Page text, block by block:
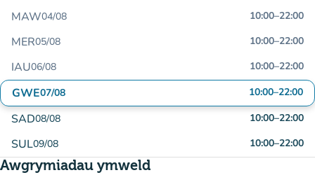
MAW04/08 10:00–22:00
MER05/08 10:00–22:00
IAU06/08 10:00–22:00
GWE07/08 10:00–22:00
SAD08/08 10:00–22:00
SUL09/08 10:00–22:00
Awgrymiadau ymweld